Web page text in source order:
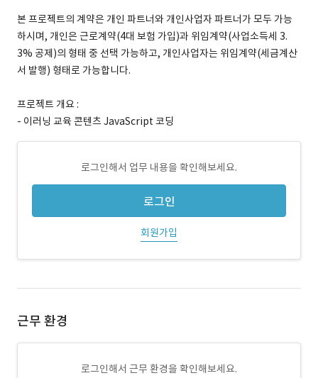
본 프로젝트의 계약은 개인 파트너와 개인사업자 파트너가 모두 가능
하시며, 개인은 근로계약(4대 보험 가입)과 위임계약(사업소득세 3.
3% 공제)의 형태 중 선택 가능하고, 개인사업자는 위임계약(세금계산
서 발행) 형태로 가능합니다.
프로젝트 개요 :
- 이러닝 교육 콘텐츠 JavaScript 코딩
로그인해서 업무 내용을 확인해보세요.
로그인
회원가입
근무 환경
로그인해서 근무 환경을 확인해보세요.